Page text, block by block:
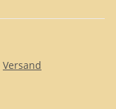
Versand